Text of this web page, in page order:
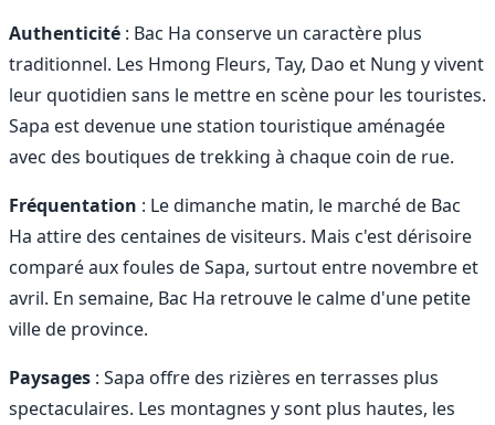
Authenticité : Bac Ha conserve un caractère plus
traditionnel. Les Hmong Fleurs, Tay, Dao et Nung y vivent
leur quotidien sans le mettre en scène pour les touristes.
Sapa est devenue une station touristique aménagée
avec des boutiques de trekking à chaque coin de rue.
Fréquentation : Le dimanche matin, le marché de Bac
Ha attire des centaines de visiteurs. Mais c'est dérisoire
comparé aux foules de Sapa, surtout entre novembre et
avril. En semaine, Bac Ha retrouve le calme d'une petite
ville de province.
Paysages : Sapa offre des rizières en terrasses plus
spectaculaires. Les montagnes y sont plus hautes, les